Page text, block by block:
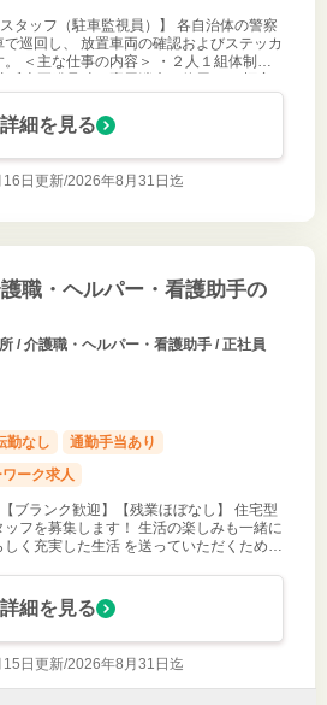
スタッフ（駐車監視員）】 各自治体の警察
巡回し、 放置車両の確認およびステッカ
＜主な仕事の内容＞ ・２人１組体制で
反車両発見時、専用端末を使用し、 標章
詳細を見る
日更新/2026年8月31日迄
職・ヘルパー・看護助手の
/ 介護職・ヘルパー・看護助手 / 正社員
勤なし
通勤手当あり
ーク求人
【ブランク歓迎】【残業ほぼなし】 住宅型
フを募集します！ 生活の楽しみも一緒に
く充実した生活 を送っていただくため、
詳細を見る
日更新/2026年8月31日迄